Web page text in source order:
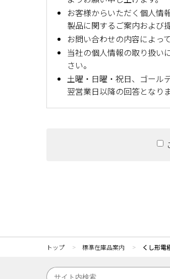
お客様からいただく個人情
製品に関するご案内および
お問い合わせの内容によっ
当社の個人情報の取り扱い
さい。
土曜・日曜・祝日、ゴール
翌営業日以降の回答となりま
トップ 標準在庫品案内 くし形電